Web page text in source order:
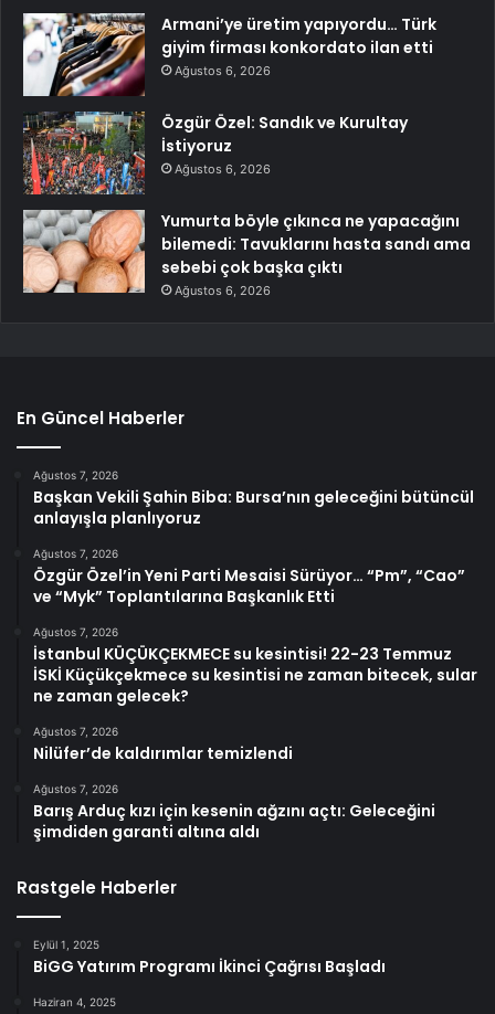
Armani’ye üretim yapıyordu… Türk
giyim firması konkordato ilan etti
Ağustos 6, 2026
Özgür Özel: Sandık ve Kurultay
İstiyoruz
Ağustos 6, 2026
Yumurta böyle çıkınca ne yapacağını
bilemedi: Tavuklarını hasta sandı ama
sebebi çok başka çıktı
Ağustos 6, 2026
En Güncel Haberler
Ağustos 7, 2026
Başkan Vekili Şahin Biba: Bursa’nın geleceğini bütüncül
anlayışla planlıyoruz
Ağustos 7, 2026
Özgür Özel’in Yeni Parti Mesaisi Sürüyor… “Pm”, “Cao”
ve “Myk” Toplantılarına Başkanlık Etti
Ağustos 7, 2026
İstanbul KÜÇÜKÇEKMECE su kesintisi! 22-23 Temmuz
İSKİ Küçükçekmece su kesintisi ne zaman bitecek, sular
ne zaman gelecek?
Ağustos 7, 2026
Nilüfer’de kaldırımlar temizlendi
Ağustos 7, 2026
Barış Arduç kızı için kesenin ağzını açtı: Geleceğini
şimdiden garanti altına aldı
Rastgele Haberler
Eylül 1, 2025
BiGG Yatırım Programı İkinci Çağrısı Başladı
Haziran 4, 2025